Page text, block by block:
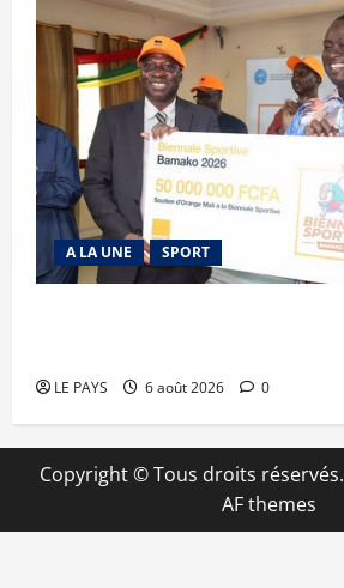
A LA UNE SPORT
LE PAYS 6 août 2026 0
Copyright © Tous droits réservés.
AF themes